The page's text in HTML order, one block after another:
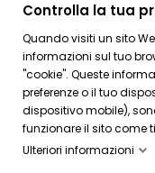
NEGOZIO
© 2026 - Bellearti.it -
HOME
Controlla la tua
Quando visiti un sito
informazioni sul tuo
"cookie". Queste
preferenze o il tuo
dispositivo mobile),
funzionare il sito come
Ulteriori informazioni